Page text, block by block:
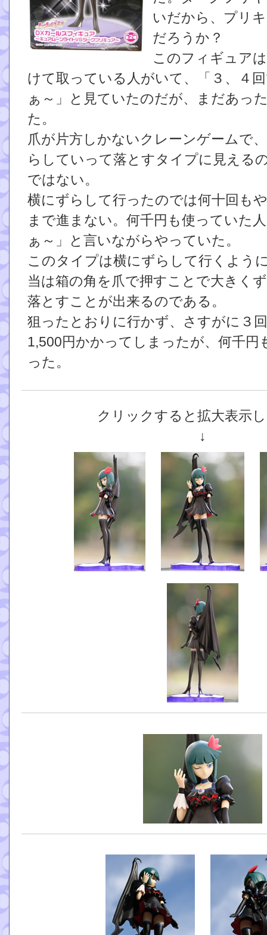
いだから、プリ
だろうか？
このフィギュア
けて取っている人がいて、「３、４
ぁ～」と見ていたのだが、まだあっ
た。
爪が片方しかないクレーンゲームで
らしていって落とすタイプに見える
ではない。
横にずらして行ったのでは何十回も
まで進まない。何千円も使っていた
ぁ～」と言いながらやっていた。
このタイプは横にずらして行くよう
当は箱の角を爪で押すことで大きく
落とすことが出来るのである。
狙ったとおりに行かず、さすがに３
1,500円かかってしまったが、何千円
った。
クリックすると拡大表示
↓